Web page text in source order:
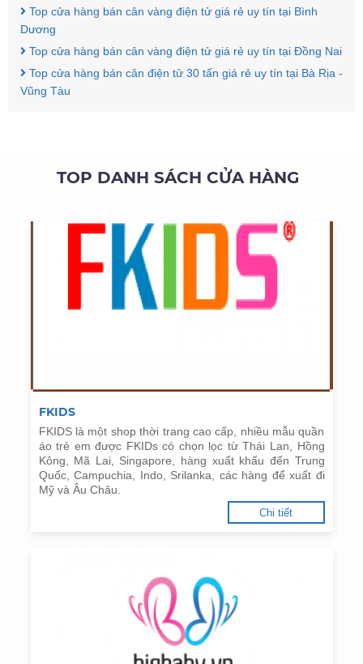
Top cửa hàng bán cân vàng điện tử giá rẻ uy tín tại Bình
Dương
Top cửa hàng bán cân vàng điện tử giá rẻ uy tín tại Đồng Nai
Top cửa hàng bán cân điện tử 30 tấn giá rẻ uy tín tại Bà Rịa -
Vũng Tàu
TOP DANH SÁCH CỬA HÀNG
FKIDS
FKIDS là một shop thời trang cao cấp, nhiều mẫu quần
áo trẻ em được FKIDs có chọn lọc từ Thái Lan, Hồng
Kông, Mã Lai, Singapore, hàng xuất khẩu đến Trung
Quốc, Campuchia, Indo, Srilanka, các hàng để xuất đi
Mỹ và Âu Châu.
Chi tiết